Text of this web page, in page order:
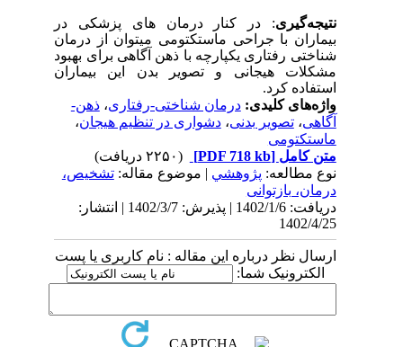
نتیجه‌گیری: در کنار درمان­ های پزشکی در
بیماران با جراحی ماستکتومی می­توان از درمان
شناختی رفتاری یکپارچه با ذهن­ آگاهی برای بهبود
مشکلات هیجانی و تصویر بدن این بیماران
استفاده کرد.
واژه‌های کلیدی:درمان شناختی-رفتاری،ذهن-
آگاهی،تصویر بدنی،دشواری در تنظیم هیجان،
ماستکتومی
متن کامل[PDF 718 kb]
نوع مطالعه:پژوهشي| موضوع مقاله:تشخیص،
درمان، بازتوانی
دریافت: 1402/1/6 | پذیرش: 1402/3/7 | انتشار:
1402/4/25
ارسال نظر درباره این مقاله : نام کاربری یا پست
الکترونیک شما: